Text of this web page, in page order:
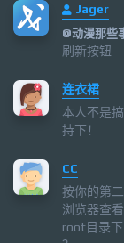
Jager
@动漫那些
刷新按钮
连衣裙
本人不是
持下！
CC
按你的第
浏览器查
root目录